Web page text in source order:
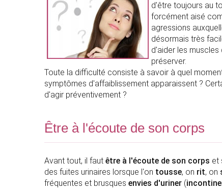
d'être toujours au
forcément aisé
agressions
désormais très
d'aider les
préserver.
Toute la difficulté consiste à savoir à quel
symptômes d'affaiblissement apparaissent ?
d'agir préventivement ?
Être à l'écoute de son corps
Avant tout, il faut être à l'écoute de son corps et
des fuites urinaires lorsque l'on tousse, on rit, on
fréquentes et brusques envies d'uriner (